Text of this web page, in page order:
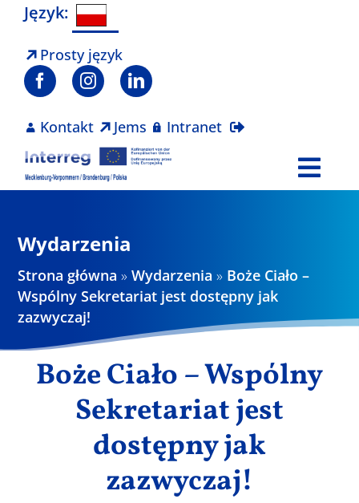
Skip
content
Język:
Prosty język
Kontakt Jems Intranet
Projekty
Aktualności
Wyniki
Wydarzenia
Strona główna »Wydarzenia » Boże Ciało –
Wspólny Sekretariat jest dostępny jak
zazwyczaj!
Boże Ciało – Wspólny
Sekretariat jest
dostępny jak
zazwyczaj!